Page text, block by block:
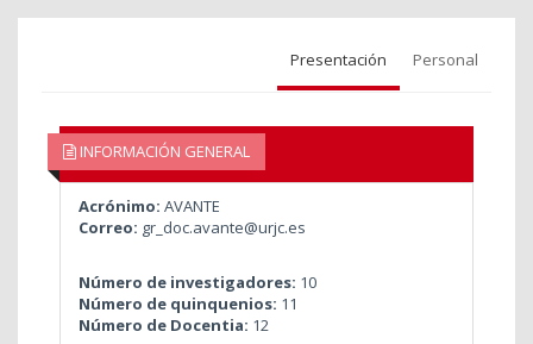
Presentación Personal
INFORMACIÓN GENERAL
Acrónimo: AVANTE
Correo: gr_doc.avante@urjc.es
Número de investigadores: 10
Número de quinquenios: 11
Número de Docentia: 12